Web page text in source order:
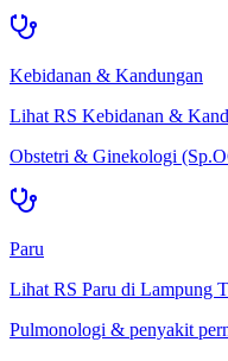
Kebidanan & Kandungan
Lihat RS Kebidanan &
Obstetri & Ginekologi
Paru
Lihat RS Paru di Lampung
Pulmonologi & penyakit